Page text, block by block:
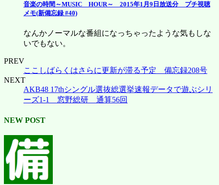
音楽の時間～MUSIC HOUR～ 2015年1月9日放送分 プチ視聴
メモ(新備忘録 #40)
なんかノーマルな番組になっちゃったような気もしな
いでもない。
PREV
ここしばらくはさらに更新が滞る予定 備忘録208号
NEXT
AKB48 17thシングル選抜総選挙速報データで遊ぶシリ
ーズ1-1 窓野総研 通算56回
NEW POST